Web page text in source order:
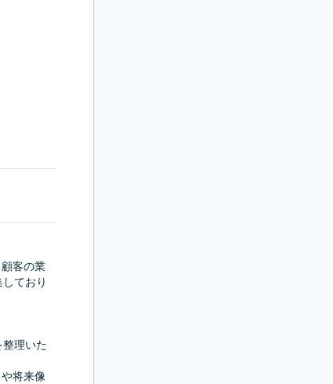
客の業
ており
理いた
将来像